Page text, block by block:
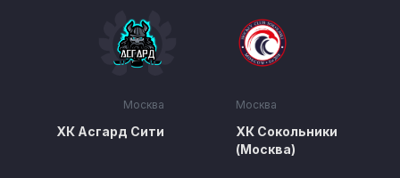
Москва
ХК Асгард Сити
Москва
ХК Сокольники
(Москва)